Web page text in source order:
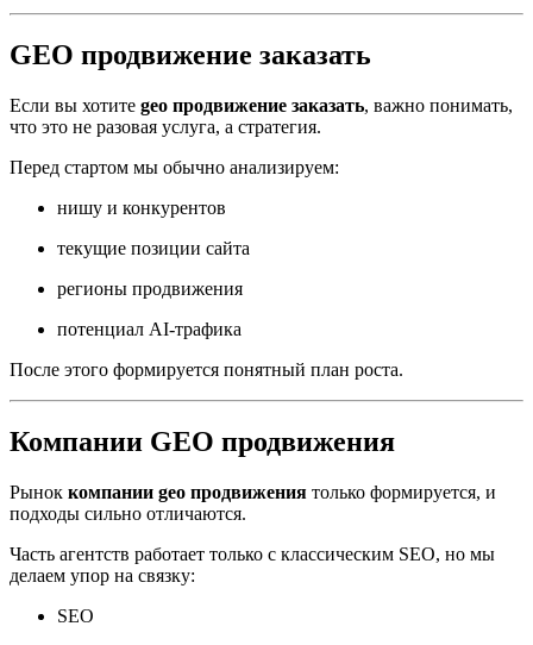
GEO продвижение заказать
Если вы хотите geo продвижение заказать, важно понимать,
что это не разовая услуга, а стратегия.
Перед стартом мы обычно анализируем:
нишу и конкурентов
текущие позиции сайта
регионы продвижения
потенциал AI-трафика
После этого формируется понятный план роста.
Компании GEO продвижения
Рынок компании geo продвижения только формируется, и
подходы сильно отличаются.
Часть агентств работает только с классическим SEO, но мы
делаем упор на связку:
SEO